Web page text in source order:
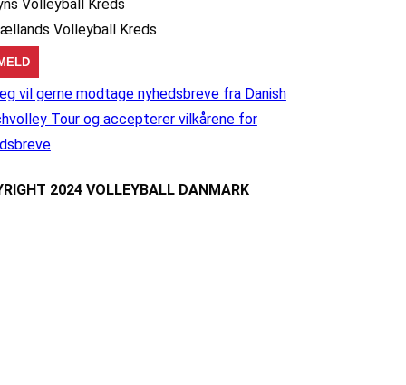
Volleyball Kreds
Volleyball Kreds
vil gerne modtage nyhedsbreve fra Danish
Tour og accepterer vilkårene for
2024 VOLLEYBALL DANMARK